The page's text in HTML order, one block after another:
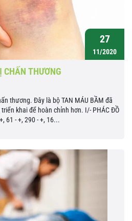
27
11/2020
BỊ CHẤN THƯƠNG
thương. Đây là bộ TAN MÁU BẦM đã
khai để hoàn chỉnh hơn. I/- PHÁC ĐỒ
61 - +, 290 - +, 16...